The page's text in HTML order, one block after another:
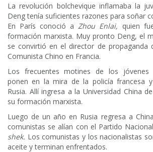
La revolución bolchevique inflamaba la
Deng tenía suficientes razones para soñar
En París conoció a Zhou Enlai, quien
formación marxista. Muy pronto Deng, el
se convirtió en el director de propaganda
Comunista Chino en Francia.
Los frecuentes motines de los jóvenes
ponen en la mira de la policía francesa
Rusia. Allí ingresa a la Universidad China
su formación marxista.
Luego de un año en Rusia regresa a
comunistas se alían con el Partido
shek. Los comunistas y los nacionalistas
aceite y terminan enfrentados.